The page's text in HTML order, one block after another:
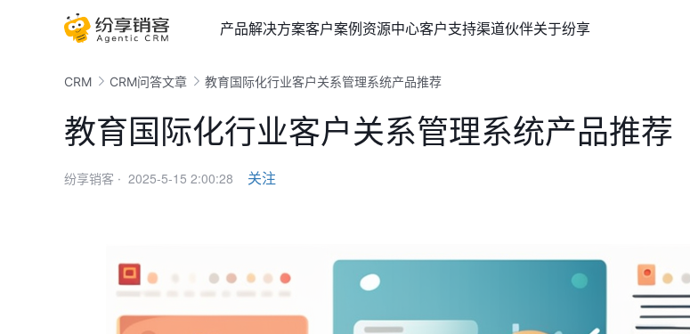
产品解决方案客户案例资源中心客户支持渠道伙伴关于纷享
CRM CRM问答文章 教育国际化行业客户关系管理系统产品推荐
教育国际化行业客户关系管理系统产品推荐
纷享销客 · 2025-5-15 2:00:28 关注